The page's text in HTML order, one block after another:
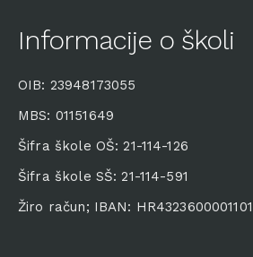
Informacije o školi
OIB: 23948173055
MBS: 01151649
Šifra škole OŠ: 21-114-126
Šifra škole SŠ: 21-114-591
Žiro račun; IBAN: